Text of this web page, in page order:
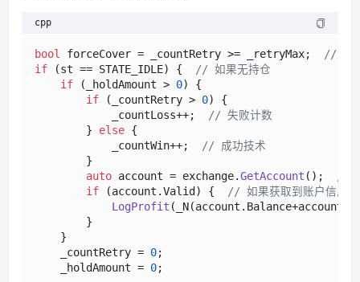
cpp
bool forceCover = _countRetry >= _retryMax;
// 布
if (st == STATE_IDLE) {
// 如果无持仓
if (_holdAmount > 0) {
if (_countRetry > 0) {
            _countLoss++;
// 失败计数
        }
else {
            _countWin++;
// 成功技术
        }
auto account = exchange.GetAccount ();
if (account.Valid) {
// 如果获取到账户信息
LogProfit
        }
    }
    _countRetry =
0;
    _holdAmount =
0;